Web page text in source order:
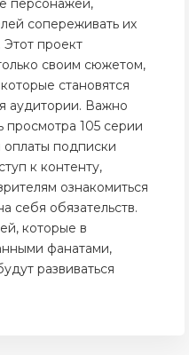
персонажей,
сопереживать их
проект
своим сюжетом,
становятся
аудитории. Важно
просмотра 105 серии
оплаты подписки
к контенту,
ознакомиться
себя обязательств.
которые в
фанатами,
развиваться